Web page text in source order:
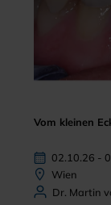
Vom kleinen
02.10.26 -
Wien
Dr. Martin